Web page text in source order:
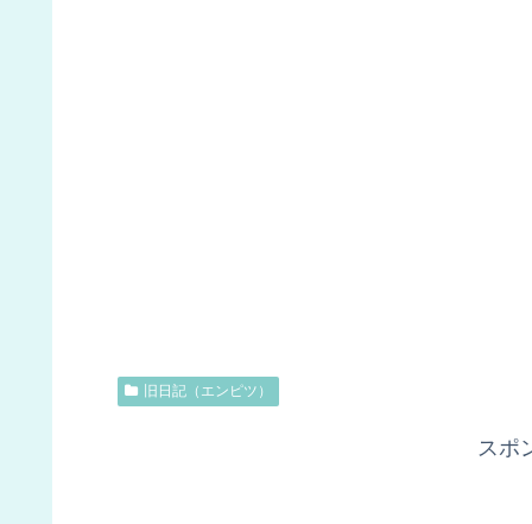
旧日記（エンピツ）
スポ